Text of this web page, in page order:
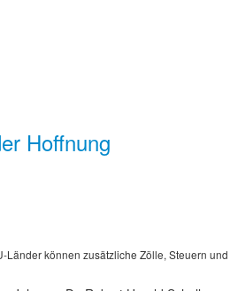
Hoffnung
Länder können zusätzliche Zölle, Steuern und